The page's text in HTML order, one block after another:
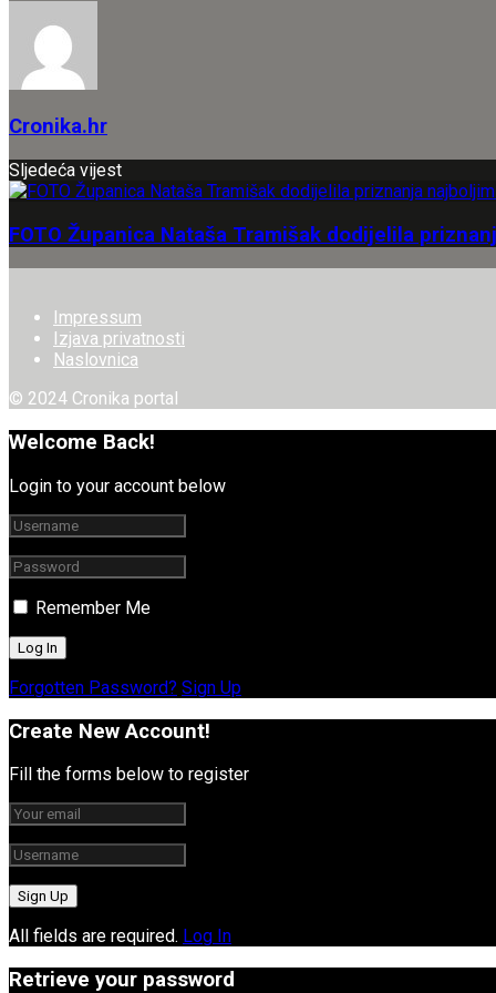
Cronika.hr
Sljedeća vijest
FOTO Županica Nataša Tramišak dodijelila
Impressum
Izjava privatnosti
Naslovnica
© 2024 Cronika portal
Welcome Back!
Login to your account below
Remember Me
Forgotten Password? Sign Up
Create New Account!
Fill the forms below to register
All fields are required. Log In
Retrieve your password